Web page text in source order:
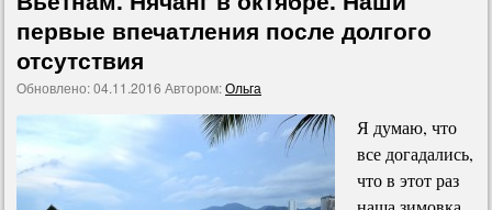
первые впечатления после долгого
отсутствия
Обновлено:04.11.2016 Автором:Ольга
Я думаю, что
все догадались,
что в этот раз